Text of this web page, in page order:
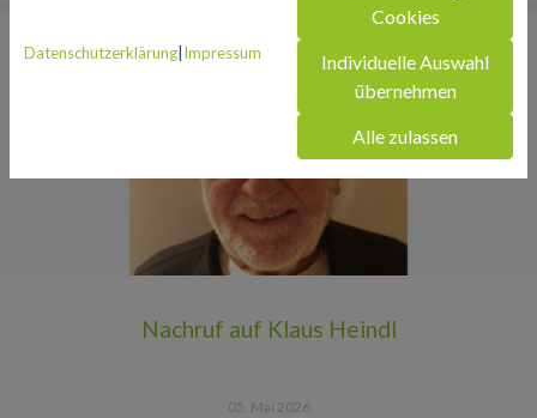
Nachruf auf Klaus Heindl
05. Mai 2026
Datenschutzerklärung Impressum
Cookies
Individuelle Auswahl
übernehmen
Alle zulassen